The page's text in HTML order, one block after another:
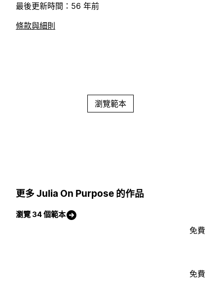
最後更新時間：56 年前
條款與細則
瀏覽範本
更多 Julia On Purpose 的作品
瀏覽 34 個範本
免費
免費